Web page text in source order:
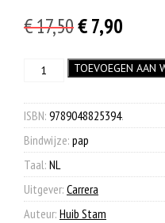
€17,50
was:
€ 17,50.
€7,90
is:
€
Suiker
vergif
aantal
TOEVOEGEN AAN
ISBN: 9789048825394.
Bindwijze: pap
Taal: NL
Uitgever: Carrera
Auteur: Huib Stam